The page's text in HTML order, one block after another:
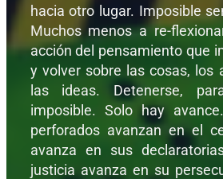
hacia otro lugar. Imposible
Muchos menos a re-
acción del pensamiento que
y volver sobre las cosas, los
las ideas. Detenerse,
imposible. Solo hay
perforados avanzan en el
avanza en sus
justicia avanza en su